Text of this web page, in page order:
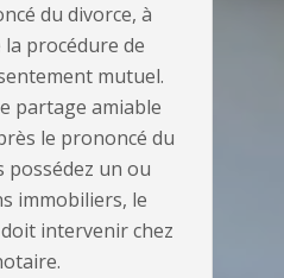
du divorce, à
la procédure de
mutuel.
partage amiable
le prononcé du
possédez un ou
immobiliers, le
intervenir chez